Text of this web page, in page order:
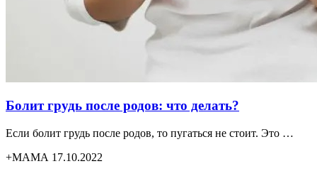
Болит грудь после родов: что делать?
Если болит грудь после родов, то пугаться не стоит. Это …
+МАМА 17.10.2022